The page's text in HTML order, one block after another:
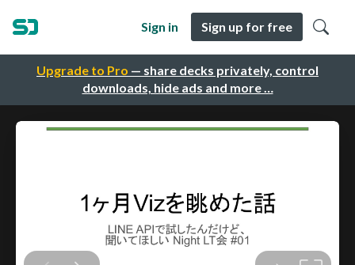
Upgrade to Pro — share decks privately, control
downloads, hide ads and more …
Sign in Sign up for free